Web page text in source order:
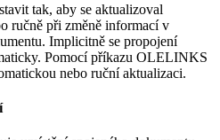
tak, aby se aktualizoval
ručně při změně informací v
Implicitně se propojení
Pomocí příkazu OLELINKS
nebo ruční aktualizaci.